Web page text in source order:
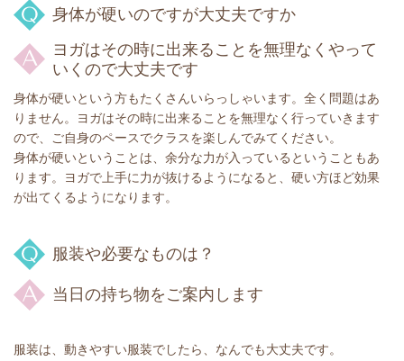
身体が硬いのですが大丈夫ですか
ヨガはその時に出来ることを無理なくやって
いくので大丈夫です
身体が硬いという方もたくさんいらっしゃいます。全く問題はあ
りません。ヨガはその時に出来ることを無理なく行っていきます
ので、ご自身のペースでクラスを楽しんでみてください。
身体が硬いということは、余分な力が入っているということもあ
ります。ヨガで上手に力が抜けるようになると、硬い方ほど効果
が出てくるようになります。
服装や必要なものは？
当日の持ち物をご案内します
服装は、動きやすい服装でしたら、なんでも大丈夫です。